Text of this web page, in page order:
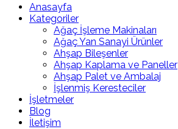
Anasayfa
Kategoriler
Ağaç İşleme Makinaları
Ağaç Yan Sanayi Ürünler
Ahşap Bileşenler
Ahşap Kaplama ve Paneller
Ahşap Palet ve Ambalaj
İşlenmiş Keresteciler
İşletmeler
Blog
İletişim